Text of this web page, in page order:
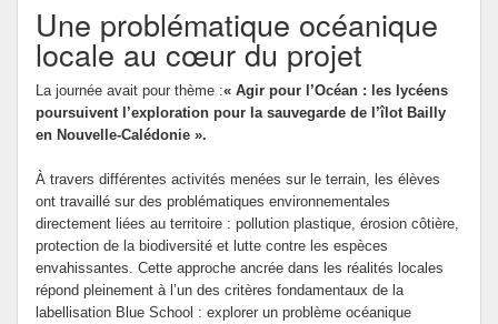
Une problématique océanique
locale au cœur du projet
La journée avait pour thème :« Agir pour l’Océan : les lycéens
poursuivent l’exploration pour la sauvegarde de l’îlot Bailly
en Nouvelle-Calédonie ».
À travers différentes activités menées sur le terrain, les élèves
ont travaillé sur des problématiques environnementales
directement liées au territoire : pollution plastique, érosion côtière,
protection de la biodiversité et lutte contre les espèces
envahissantes. Cette approche ancrée dans les réalités locales
répond pleinement à l’un des critères fondamentaux de la
labellisation Blue School : explorer un problème océanique